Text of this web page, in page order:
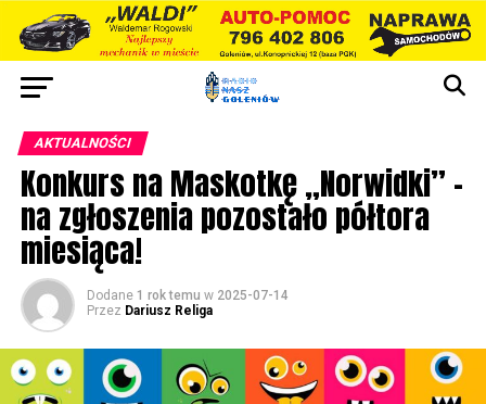
AKTUALNOŚCI
Konkurs na Maskotkę „Norwidki” –
na zgłoszenia pozostało półtora
miesiąca!
Dodane 1 rok temu w 2025-07-14
Przez Dariusz Religa